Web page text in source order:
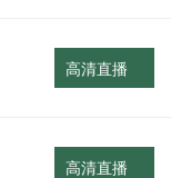
高清直播
高清直播